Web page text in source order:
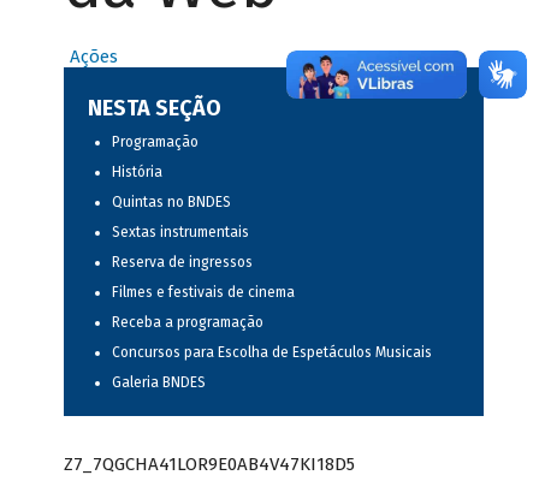
Ações
NESTA SEÇÃO
Programação
História
Quintas no BNDES
Sextas instrumentais
Reserva de ingressos
Filmes e festivais de cinema
Receba a programação
Concursos para Escolha de Espetáculos Musicais
Galeria BNDES
Z7_7QGCHA41LOR9E0AB4V47KI18D5